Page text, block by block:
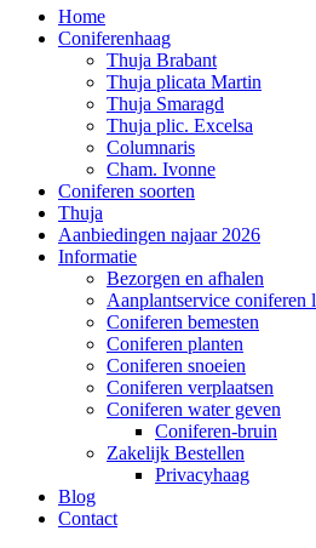
Home
Coniferenhaag
Thuja Brabant
Thuja plicata Martin
Thuja Smaragd
Thuja plic. Excelsa
Columnaris
Cham. Ivonne
Coniferen soorten
Thuja
Aanbiedingen najaar 2026
Informatie
Bezorgen en afhalen
Aanplantservice coniferen
Coniferen bemesten
Coniferen planten
Coniferen snoeien
Coniferen verplaatsen
Coniferen water geven
Coniferen-bruin
Zakelijk Bestellen
Privacyhaag
Blog
Contact